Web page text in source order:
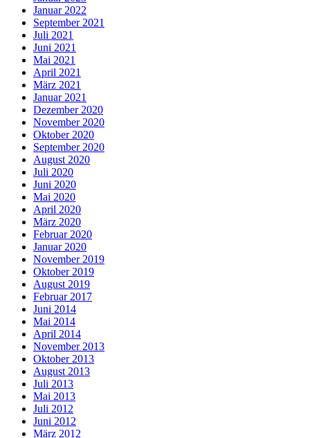
Januar 2022
September 2021
Juli 2021
Juni 2021
Mai 2021
April 2021
März 2021
Januar 2021
Dezember 2020
November 2020
Oktober 2020
September 2020
August 2020
Juli 2020
Juni 2020
Mai 2020
April 2020
März 2020
Februar 2020
Januar 2020
November 2019
Oktober 2019
August 2019
Februar 2017
Juni 2014
Mai 2014
April 2014
November 2013
Oktober 2013
August 2013
Juli 2013
Mai 2013
Juli 2012
Juni 2012
März 2012